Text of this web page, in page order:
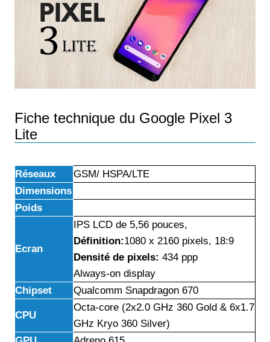
Fiche technique du Google Pixel 3
Lite
Réseaux
GSM/ HSPA/LTE
Dimensions
Poids
Ecran
IPS LCD de 5,56 pouces,
Définition:1080 x 2160 pixels, 18:9
Densité de pixels: 434 ppp
Always-on display
Chipset
Qualcomm Snapdragon 670
CPU
Octa-core (2x2.0 GHz 360 Gold & 6x1.7
GHz Kryo 360 Silver)